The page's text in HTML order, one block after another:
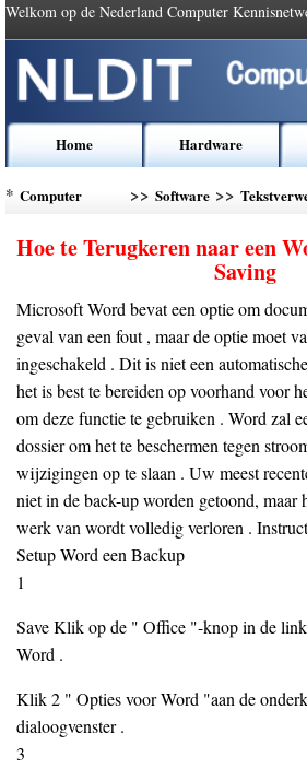
Welkom op de Nederland Computer
Home Hardware
* Computer
>> Software>>
Hoe te Terugkeren naar een
Saving
Microsoft Word bevat een optie om
geval van een fout , maar de optie moet
ingeschakeld . Dit is niet een
het is best te bereiden op voorhand voor
om deze functie te gebruiken . Word zal
dossier om het te beschermen tegen
wijzigingen op te slaan . Uw meest
niet in de back-up worden getoond, maar
werk van wordt volledig verloren .
Setup Word een Backup
1
Save Klik op de " Office "-knop in de
Word .
Klik 2 " Opties voor Word "aan de
dialoogvenster .
3